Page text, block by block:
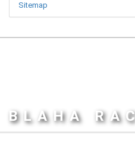
Sitemap
BLAHA